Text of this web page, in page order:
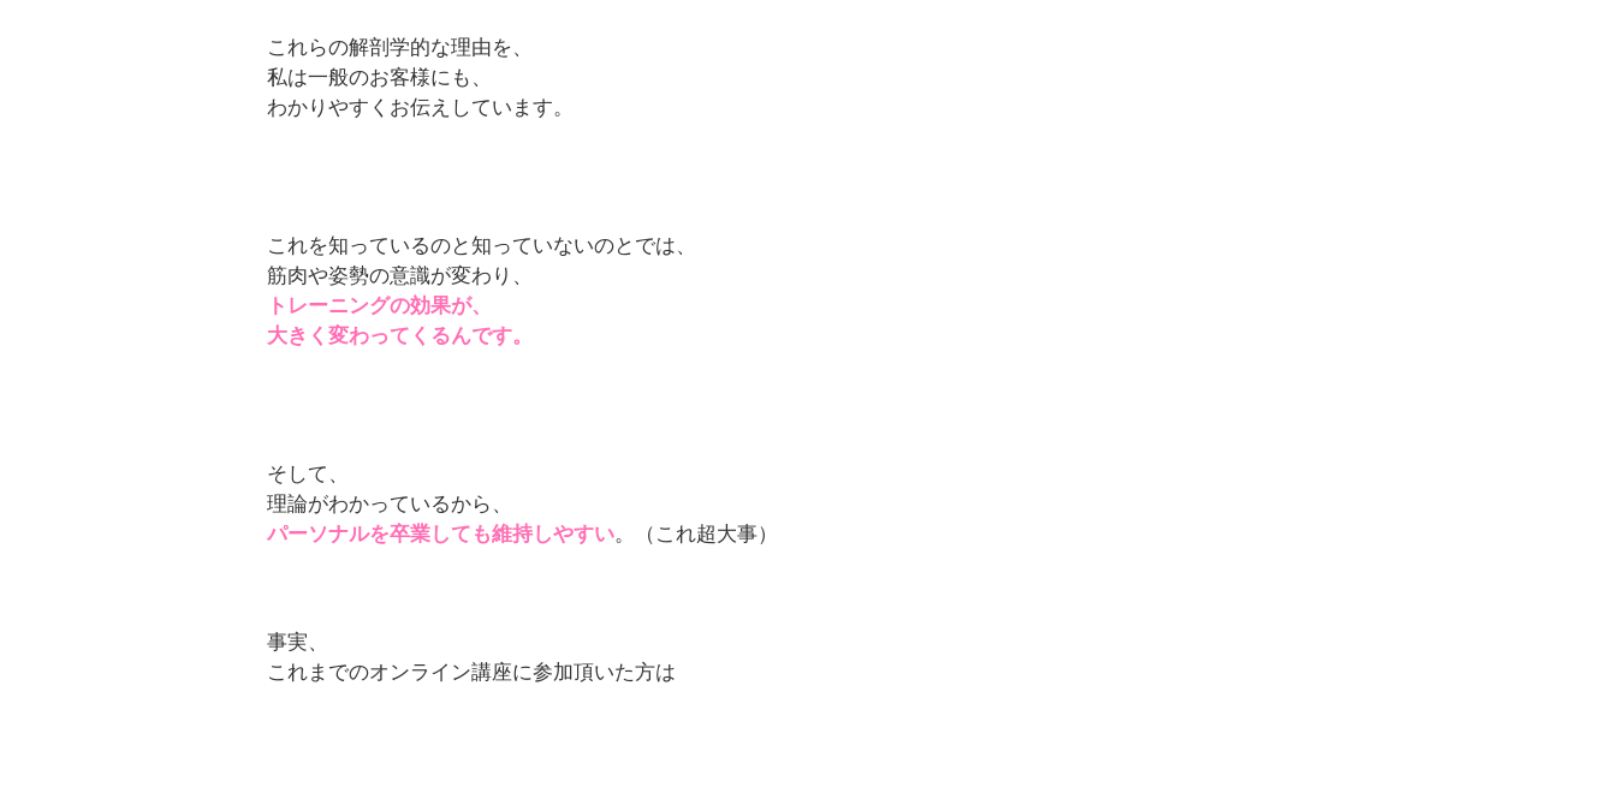
これらの解剖学的な理由を、
私は一般のお客様にも、
わかりやすくお伝えしています。
これを知っているのと知っていないのとでは、
筋肉や姿勢の意識が変わり、
トレーニングの効果が、
大きく変わってくるんです。
そして、
理論がわかっているから、
パーソナルを卒業しても維持しやすい。（これ超大事）
事実、
これまでのオンライン講座に参加頂いた方は